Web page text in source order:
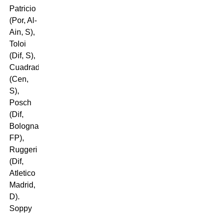
Patricio
(Por, Al-
Ain, S),
Toloi
(Dif, S),
Cuadrado
(Cen,
S),
Posch
(Dif,
Bologna,
FP),
Ruggeri
(Dif,
Atletico
Madrid,
D).
Soppy